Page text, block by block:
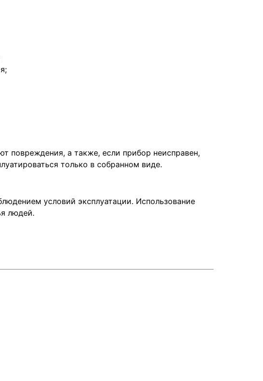
повреждения, а также, если прибор неисправен,
только в собранном виде.
условий эксплуатации. Использование
людей.